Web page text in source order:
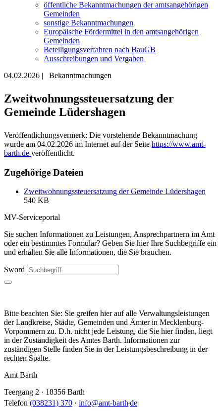
öffentliche Bekanntmachungen der amtsangehörigen
Gemeinden
sonstige Bekanntmachungen
Europäische Fördermittel in den amtsangehörigen
Gemeinden
Beteiligungsverfahren nach BauGB
Ausschreibungen und Vergaben
04.02.2026 | Bekanntmachungen
Zweitwohnungssteuersatzung der
Gemeinde Lüdershagen
Veröffentlichungsvermerk: Die vorstehende Bekanntmachung
wurde am 04.02.2026 im Internet auf der Seite https://www.amt-
barth.de veröffentlicht.
Zugehörige Dateien
Zweitwohnungssteuersatzung der Gemeinde Lüdershagen
540 KB
MV-Serviceportal
Sie suchen Informationen zu Leistungen, Ansprechpartnern im Amt
oder ein bestimmtes Formular? Geben Sie hier Ihre Suchbegriffe ein
und erhalten Sie alle Informationen, die Sie brauchen.
Sword
Bitte beachten Sie: Sie greifen hier auf alle Verwaltungsleistungen
der Landkreise, Städte, Gemeinden und Ämter in Mecklenburg-
Vorpommern zu. D.h. nicht jede Leistung, die Sie hier finden, liegt
in der Zuständigkeit des Amtes Barth. Informationen zur
zuständigen Stelle finden Sie in der Leistungsbeschreibung in der
rechten Spalte.
Amt Barth
Teergang 2 · 18356 Barth
Telefon (038231) 370 · info@amt-barthde